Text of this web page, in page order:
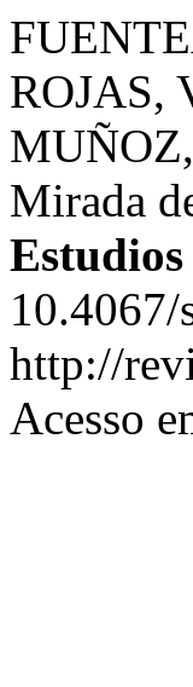
ROJAS,
Mirada
http://
Acesso